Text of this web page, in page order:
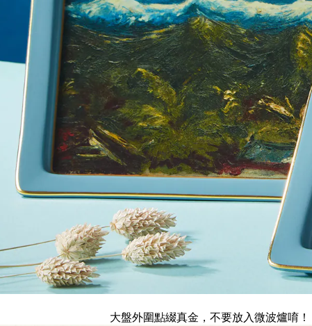
大盤外圍點綴真金，不要放入微波爐唷！